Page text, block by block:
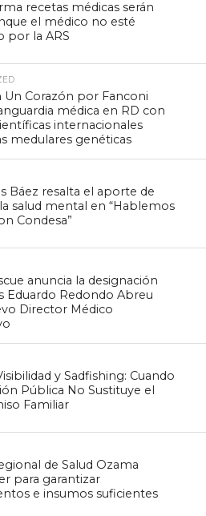
recetas médicas serán
el médico no esté
por la ARS
Un Corazón por Fanconi
médica en RD con
internacionales
medulares genéticas
Báez resalta el aporte de
salud mental en “Hablemos
Condesa”
anuncia la designación
Eduardo Redondo Abreu
Director Médico
y Sadfishing: Cuando
Pública No Sustituye el
Familiar
de Salud Ozama
para garantizar
e insumos suficientes